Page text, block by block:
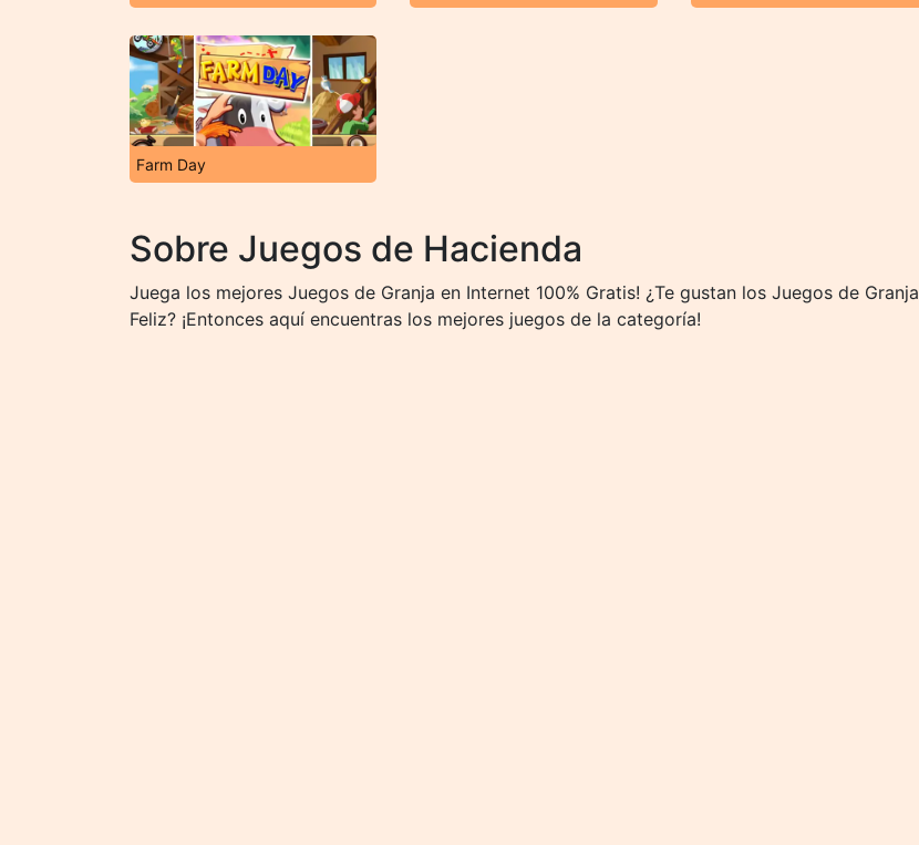
Farm Day
Sobre Juegos de Hacienda
Juega los mejores Juegos de Granja en Internet 100% Gratis! ¿Te gustan los Juegos de Granja
Feliz? ¡Entonces aquí encuentras los mejores juegos de la categoría!